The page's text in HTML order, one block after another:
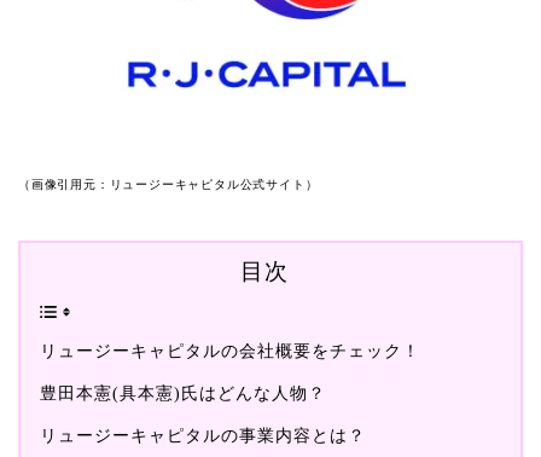
（画像引用元：リュージーキャピタル公式サイト）
目次
リュージーキャピタルの会社概要をチェック！
豊田本憲(具本憲)氏はどんな人物？
リュージーキャピタルの事業内容とは？